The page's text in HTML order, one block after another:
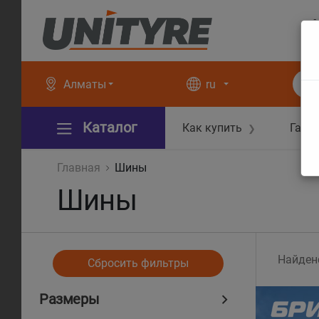
Алматы ru
Каталог Как купить ❯
Главная Шины
Шины
Сбросить фильтры
Размеры